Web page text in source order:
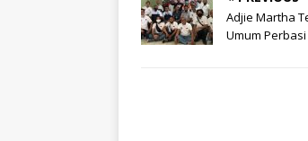
A rab
Adjie Martha
Umum Perbasi